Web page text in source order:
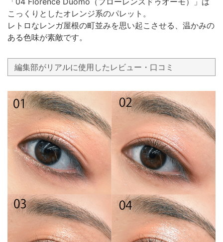
こっくりとしたオレンジ系のパレット。
レトロなレンガ屋根の町並みを思い起こさせる、温かみの
ある色味が素敵です。
編集部がリアルに使用したレビュー・口コミ